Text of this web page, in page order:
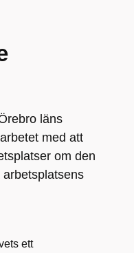
läns
med att
om den
ett